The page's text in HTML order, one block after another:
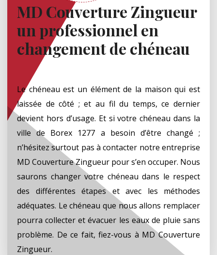
MD Couverture Zingueur
un professionnel en
changement de chéneau
Le chéneau est un élément de la maison qui est
laissée de côté ; et au fil du temps, ce dernier
devient hors d’usage. Et si votre chéneau dans la
ville de Borex 1277 a besoin d’être changé ;
n’hésitez surtout pas à contacter notre entreprise
MD Couverture Zingueur pour s’en occuper. Nous
saurons changer votre chéneau dans le respect
des différentes étapes et avec les méthodes
adéquates. Le chéneau que nous allons remplacer
pourra collecter et évacuer les eaux de pluie sans
problème. De ce fait, fiez-vous à MD Couverture
Zingueur.